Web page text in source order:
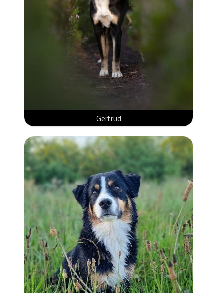
Gertrud